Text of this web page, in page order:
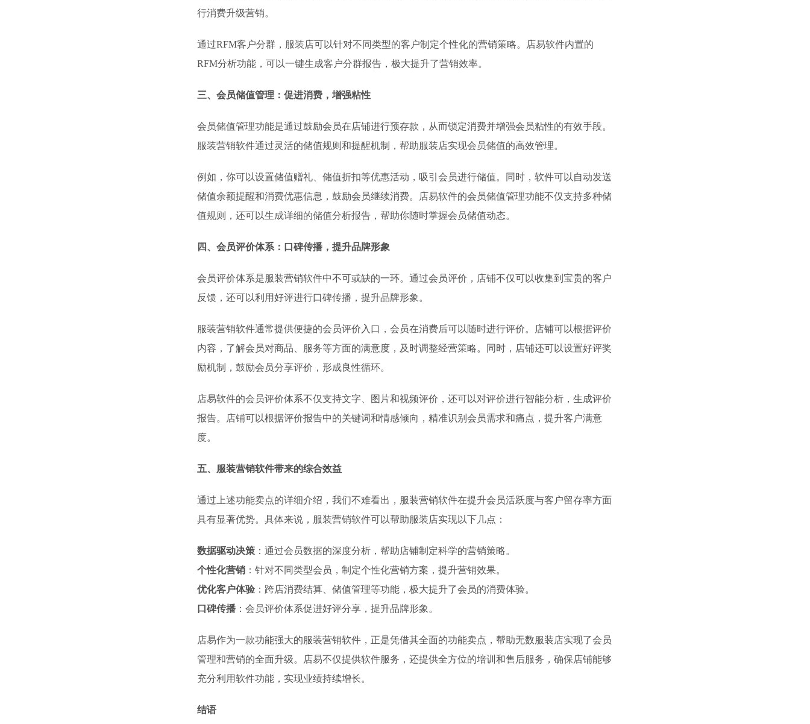
行消费升级营销。
通过RFM客户分群，服装店可以针对不同类型的客户制定个性化的营销策略。店易软件内置的
RFM分析功能，可以一键生成客户分群报告，极大提升了营销效率。
三、会员储值管理：促进消费，增强粘性
会员储值管理功能是通过鼓励会员在店铺进行预存款，从而锁定消费并增强会员粘性的有效手段。
服装营销软件通过灵活的储值规则和提醒机制，帮助服装店实现会员储值的高效管理。
例如，你可以设置储值赠礼、储值折扣等优惠活动，吸引会员进行储值。同时，软件可以自动发送
储值余额提醒和消费优惠信息，鼓励会员继续消费。店易软件的会员储值管理功能不仅支持多种储
值规则，还可以生成详细的储值分析报告，帮助你随时掌握会员储值动态。
四、会员评价体系：口碑传播，提升品牌形象
会员评价体系是服装营销软件中不可或缺的一环。通过会员评价，店铺不仅可以收集到宝贵的客户
反馈，还可以利用好评进行口碑传播，提升品牌形象。
服装营销软件通常提供便捷的会员评价入口，会员在消费后可以随时进行评价。店铺可以根据评价
内容，了解会员对商品、服务等方面的满意度，及时调整经营策略。同时，店铺还可以设置好评奖
励机制，鼓励会员分享评价，形成良性循环。
店易软件的会员评价体系不仅支持文字、图片和视频评价，还可以对评价进行智能分析，生成评价
报告。店铺可以根据评价报告中的关键词和情感倾向，精准识别会员需求和痛点，提升客户满意
度。
五、服装营销软件带来的综合效益
通过上述功能卖点的详细介绍，我们不难看出，服装营销软件在提升会员活跃度与客户留存率方面
具有显著优势。具体来说，服装营销软件可以帮助服装店实现以下几点：
数据驱动决策 ：通过会员数据的深度分析，帮助店铺制定科学的营销策略。
个性化营销 ：针对不同类型会员，制定个性化营销方案，提升营销效果。
优化客户体验 ：跨店消费结算、储值管理等功能，极大提升了会员的消费体验。
口碑传播 ：会员评价体系促进好评分享，提升品牌形象。
店易作为一款功能强大的服装营销软件，正是凭借其全面的功能卖点，帮助无数服装店实现了会员
管理和营销的全面升级。店易不仅提供软件服务，还提供全方位的培训和售后服务，确保店铺能够
充分利用软件功能，实现业绩持续增长。
结语